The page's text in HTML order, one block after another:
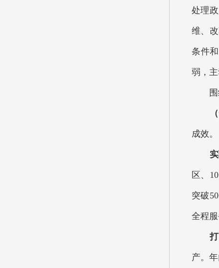
处理
维、
条件
弱，
围绕
（一
成效。
实现
区、
突破
全程
打
产。